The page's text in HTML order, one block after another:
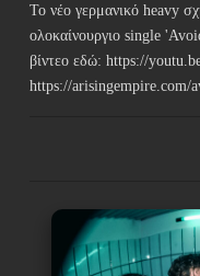
Το νέο γερμανικό heavy
ολοκαίνουργιο single
βίντεο εδώ: https://
https://arisingempire.com/